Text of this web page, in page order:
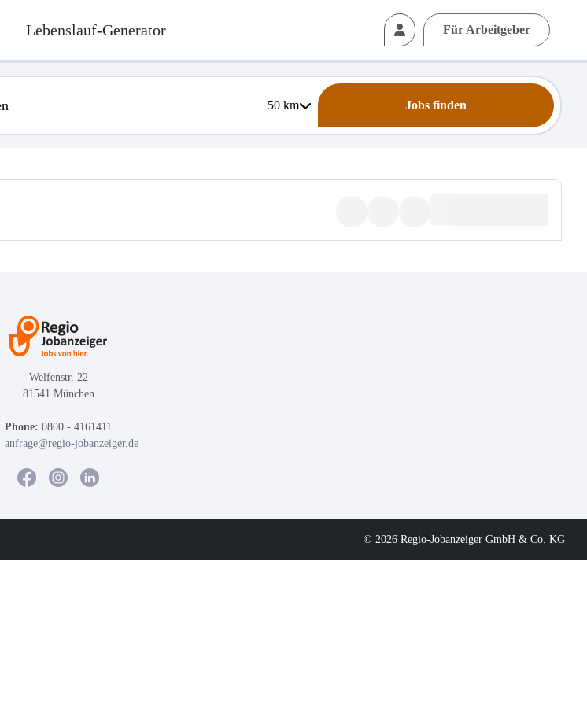
Lebenslauf-Generator Für Arbeitgeber
50km Jobs finden
Welfenstr. 22
81541 München
Phone: 0800 - 4161411
anfrage@regio-jobanzeiger.de
© 2026 Regio-Jobanzeiger GmbH & Co. KG